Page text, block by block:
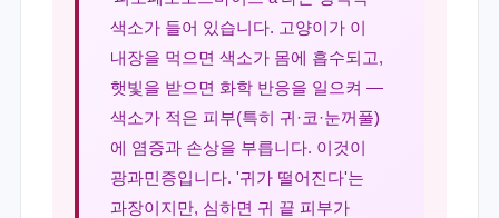
색소가 들어 있습니다. 고양이가 이
내장을 먹으면 색소가 몸에 흡수되고,
햇빛을 받으면 화학 반응을 일으켜 —
색소가 적은 피부(특히 귀·코·눈꺼풀)
에 염증과 손상을 부릅니다. 이것이
광과민증입니다. '귀가 떨어진다'는
과장이지만, 심하면 귀 끝 피부가